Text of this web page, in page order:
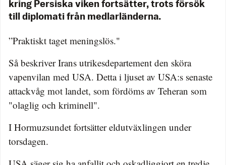
kring Persiska viken fortsätter, trots försök
till diplomati från medlarländerna.
”Praktiskt taget meningslös."
Så beskriver Irans utrikesdepartement den sköra
vapenvilan med USA. Detta i ljuset av USA:s senaste
attackvåg mot landet, som fördöms av Teheran som
"olaglig och kriminell".
I Hormuzsundet fortsätter eldutväxlingen under
torsdagen.